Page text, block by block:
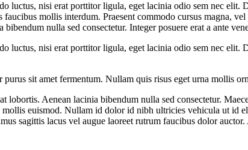
luctus, nisi erat porttitor ligula, eget lacinia odio sem nec elit.
faucibus mollis interdum. Praesent commodo cursus magna,
bibendum nulla sed consectetur. Integer posuere erat a ante
luctus, nisi erat porttitor ligula, eget lacinia odio sem nec elit.
purus sit amet fermentum. Nullam quis risus eget urna mollis
lobortis. Aenean lacinia bibendum nulla sed consectetur.
mollis euismod. Nullam id dolor id nibh ultricies vehicula ut id
sagittis lacus vel augue laoreet rutrum faucibus dolor